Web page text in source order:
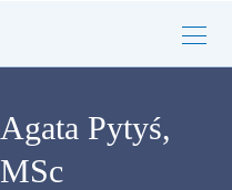
Agata Pytyś,
MSc